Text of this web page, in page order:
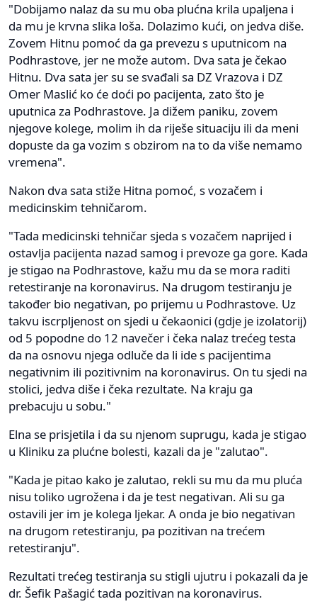
"Dobijamo nalaz da su mu oba plućna krila upaljena i
da mu je krvna slika loša. Dolazimo kući, on jedva diše.
Zovem Hitnu pomoć da ga prevezu s uputnicom na
Podhrastove, jer ne može autom. Dva sata je čekao
Hitnu. Dva sata jer su se svađali sa DZ Vrazova i DZ
Omer Maslić ko će doći po pacijenta, zato što je
uputnica za Podhrastove. Ja dižem paniku, zovem
njegove kolege, molim ih da riješe situaciju ili da meni
dopuste da ga vozim s obzirom na to da više nemamo
vremena".
Nakon dva sata stiže Hitna pomoć, s vozačem i
medicinskim tehničarom.
"Tada medicinski tehničar sjeda s vozačem naprijed i
ostavlja pacijenta nazad samog i prevoze ga gore. Kada
je stigao na Podhrastove, kažu mu da se mora raditi
retestiranje na koronavirus. Na drugom testiranju je
također bio negativan, po prijemu u Podhrastove. Uz
takvu iscrpljenost on sjedi u čekaonici (gdje je izolatorij)
od 5 popodne do 12 navečer i čeka nalaz trećeg testa
da na osnovu njega odluče da li ide s pacijentima
negativnim ili pozitivnim na koronavirus. On tu sjedi na
stolici, jedva diše i čeka rezultate. Na kraju ga
prebacuju u sobu."
Elna se prisjetila i da su njenom suprugu, kada je stigao
u Kliniku za plućne bolesti, kazali da je "zalutao".
"Kada je pitao kako je zalutao, rekli su mu da mu pluća
nisu toliko ugrožena i da je test negativan. Ali su ga
ostavili jer im je kolega ljekar. A onda je bio negativan
na drugom retestiranju, pa pozitivan na trećem
retestiranju".
Rezultati trećeg testiranja su stigli ujutru i pokazali da je
dr. Šefik Pašagić tada pozitivan na koronavirus.